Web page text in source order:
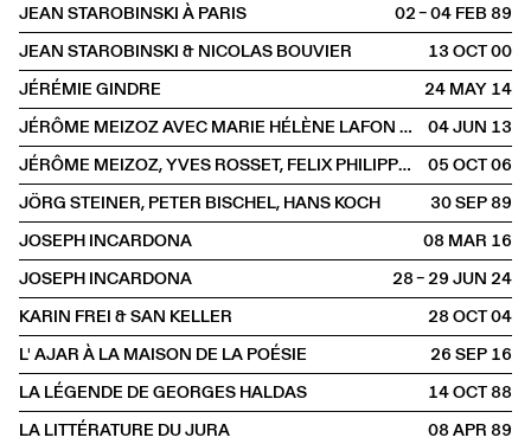
JEAN STAROBINSKI À PARIS
02 – 04 FEB1989
JEAN STAROBINSKI & NICOLAS BOUVIER
13 OCT2000
JÉRÉMIE GINDRE
24 MAY2014
JÉRÔME MEIZOZ AVEC MARIE HÉLÈNE LAFON ET PIERRE BERGOUNIOUX
04 JUN2013
JÉRÔME MEIZOZ, YVES ROSSET, FELIX PHILIPPE INGOLD & ANNE BRÉCART
05 OCT2006
JÖRG STEINER, PETER BISCHEL, HANS KOCH
30 SEP1989
JOSEPH INCARDONA
08 MAR2016
JOSEPH INCARDONA
28 – 29 JUN2024
KARIN FREI & SAN KELLER
28 OCT2004
L' AJAR À LA MAISON DE LA POÉSIE
26 SEP2016
LA LÉGENDE DE GEORGES HALDAS
14 OCT1988
LA LITTÉRATURE DU JURA
08 APR1989